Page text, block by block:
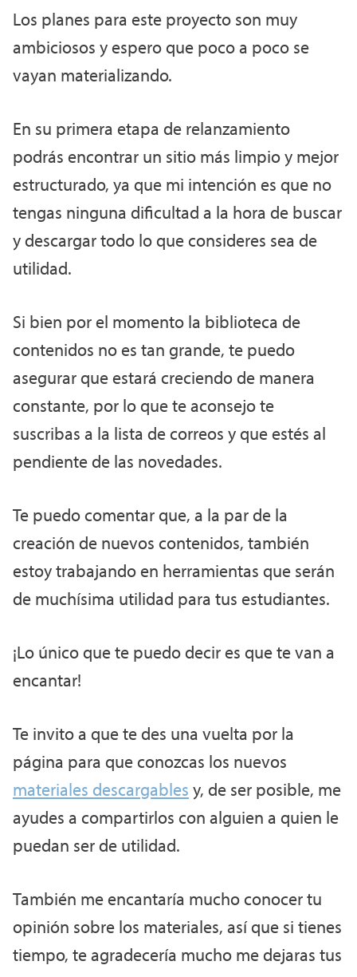
Los planes para este proyecto son muy
ambiciosos y espero que poco a poco se
vayan materializando.
En su primera etapa de relanzamiento
podrás encontrar un sitio más limpio y mejor
estructurado, ya que mi intención es que no
tengas ninguna dificultad a la hora de buscar
y descargar todo lo que consideres sea de
utilidad.
Si bien por el momento la biblioteca de
contenidos no es tan grande, te puedo
asegurar que estará creciendo de manera
constante, por lo que te aconsejo te
suscribas a la lista de correos y que estés al
pendiente de las novedades.
Te puedo comentar que, a la par de la
creación de nuevos contenidos, también
estoy trabajando en herramientas que serán
de muchísima utilidad para tus estudiantes.
¡Lo único que te puedo decir es que te van a
encantar!
Te invito a que te des una vuelta por la
página para que conozcas los nuevos
materiales descargables y, de ser posible, me
ayudes a compartirlos con alguien a quien le
puedan ser de utilidad.
También me encantaría mucho conocer tu
opinión sobre los materiales, así que si tienes
tiempo, te agradecería mucho me dejaras tus